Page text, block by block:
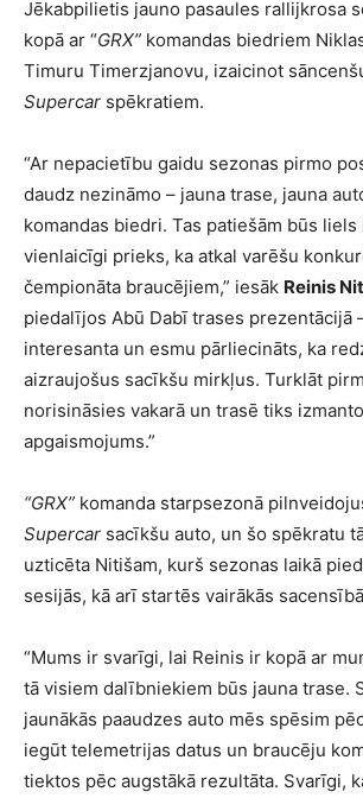
Jēkabpilietis jauno pasaules rallijkrosa
kopā ar “GRX” komandas biedriem
Timuru Timerzjanovu, izaicinot
Supercar spēkratiem.
“Ar nepacietību gaidu sezonas pirmo
daudz nezināmo – jauna trase, jauna
komandas biedri. Tas patiešām būs
vienlaicīgi prieks, ka atkal varēšu
čempionāta braucējiem,” iesāk Reinis
piedalījos Abū Dabī trases prezentācijā
interesanta un esmu pārliecināts, ka
aizraujošus sacīkšu mirkļus. Turklāt
norisināsies vakarā un trasē tiks
apgaismojums.”
“GRX” komanda starpsezonā
Supercar sacīkšu auto, un šo spēkratu
uzticēta Nitišam, kurš sezonas laikā
sesijās, kā arī startēs vairākās
“Mums ir svarīgi, lai Reinis ir kopā ar
tā visiem dalībniekiem būs jauna trase.
jaunākās paaudzes auto mēs spēsim
iegūt telemetrijas datus un braucēju
tiektos pēc augstākā rezultāta. Svarīgi,